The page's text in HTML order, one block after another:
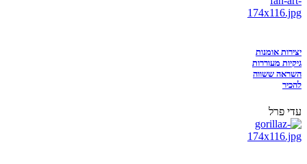
יצירות אומנות
גיקיות מעוררות
השראה ששווה
להכיר
עדי פרל